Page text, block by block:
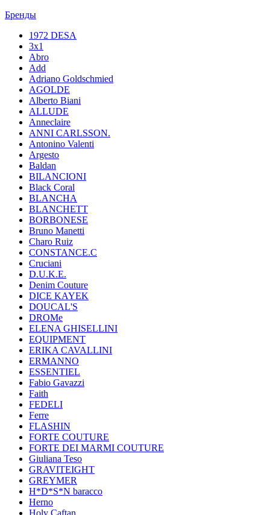
Бренды
1972 DESA
3x1
Abro
Add
Adriano Goldschmied
AGOLDE
Alberto Biani
ALLUDE
Anneclaire
ANNI CARLSSON.
Antonino Valenti
Argesto
Baldan
BILANCIONI
Black Coral
BLANCHA
BLANCHETT
BORBONESE
Bruno Manetti
Charo Ruiz
CONSTANCE.C
Cruciani
D.U.K.E.
Denim Couture
DICE KAYEK
DOUCAL'S
DROMe
ELENA GHISELLINI
EQUIPMENT
ERIKA CAVALLINI
ERMANNO
ESSENTIEL
Fabio Gavazzi
Faith
FEDELI
Ferre
FLASHIN
FORTE COUTURE
FORTE DEI MARMI COUTURE
Giuliana Teso
GRAVITEIGHT
GREYMER
H*D*S*N baracco
Herno
Holy Caftan